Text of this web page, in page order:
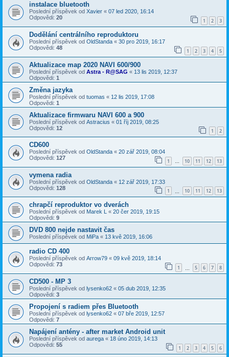
instalace bluetooth
Poslední příspěvek od Xavier « 07 led 2020, 16:14
Odpovědi: 20 1 2 3
Dodělání centrálního reproduktoru
Poslední příspěvek od OldStanda « 30 pro 2019, 16:17
Odpovědi: 48 1 2 3 4 5
Aktualizace map 2020 NAVI 600/900
Poslední příspěvek od Astra - R@SAG « 13 lis 2019, 12:37
Odpovědi: 1
Změna jazyka
Poslední příspěvek od tuomas « 12 lis 2019, 17:08
Odpovědi: 1
Aktualizace firmwaru NAVI 600 a 900
Poslední příspěvek od Astracius « 01 říj 2019, 08:25
Odpovědi: 12 1 2
CD600
Poslední příspěvek od OldStanda « 20 zář 2019, 08:04
Odpovědi: 127 1 … 10 11 12 13
vymena radia
Poslední příspěvek od OldStanda « 12 zář 2019, 17:33
Odpovědi: 128 1 10 11 12 13
chrapčí reproduktor vo dverách
Poslední příspěvek od Marek L « 20 čer 2019, 19:15
Odpovědi: 9
DVD 800 nejde nastavit čas
Poslední příspěvek od MiPa « 13 kvě 2019, 16:06
radio CD 400
Poslední příspěvek od Arrow79 « 09 kvě 2019, 18:14
Odpovědi: 73 1 5 6 7 8
CD500 - MP 3
Poslední příspěvek od lysenko62 « 05 dub 2019, 12:35
Odpovědi: 3
Propojení s radiem přes Bluetooth
Poslední příspěvek od lysenko62 « 07 bře 2019, 12:57
Odpovědi: 7
Napájení antény - after market Android unit
Poslední příspěvek od aurega « 18 úno 2019, 14:13
Odpovědi: 55 1 2 3 4 5 6